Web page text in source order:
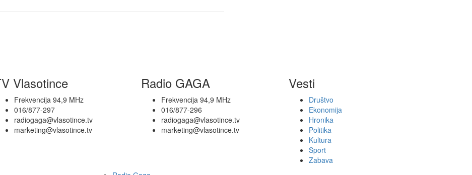
Vlasotince
Frekvencija 94,9 MHz
016/877-297
radiogaga@vlasotince.tv
marketing@vlasotince.tv
Radio GAGA
Frekvencija 94,9 MHz
016/877-296
radiogaga@vlasotince.tv
marketing@vlasotince.tv
Vesti
Društvo
Ekonomija
Hronika
Politika
Kultura
Sport
Zabava